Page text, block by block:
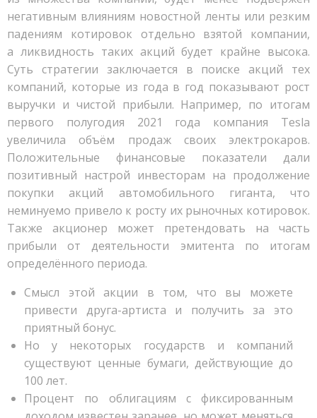
негативным влияниям новостной ленты или резким
падениям котировок отдельно взятой компании,
а ликвидность таких акций будет крайне высока.
Суть стратегии заключается в поиске акций тех
компаний, которые из года в год показывают рост
выручки и чистой прибыли. Например, по итогам
первого полугодия 2021 года компания Tesla
увеличила объём продаж своих электрокаров.
Положительные финансовые показатели дали
позитивный настрой инвесторам на продолжение
покупки акций автомобильного гиганта, что
неминуемо привело к росту их рыночных котировок.
Также акционер может претендовать на часть
прибыли от деятельности эмитента по итогам
определённого периода.
Смысл этой акции в том, что вы можете
привести друга-артиста и получить за это
приятный бонус.
Но у некоторых государств и компаний
существуют ценные бумаги, действующие до
100 лет.
Процент по облигациям с фиксированным